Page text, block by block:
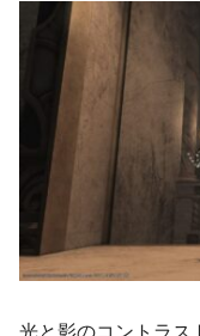
光と影のコントラス